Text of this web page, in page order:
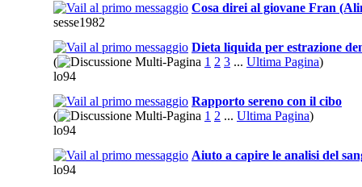
Cosa direi al giovane Fran
sesse1982
Dieta liquida per estrazione
(
1 2 3 ... Ultima Pagina)
lo94
Rapporto sereno con il cibo
(
1 2 ... Ultima Pagina)
lo94
Aiuto a capire le analisi del
lo94